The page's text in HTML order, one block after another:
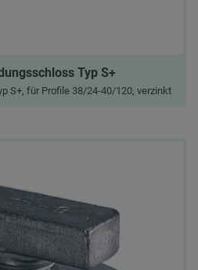
Typ S+
S+, für Profile 38/24-40/120, verzinkt